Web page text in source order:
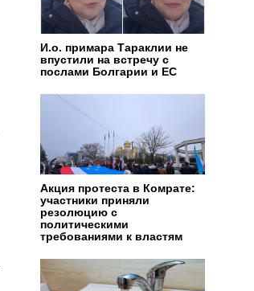
И.о. примара Тараклии не
впустили на встречу с
послами Болгарии и ЕС
Акция протеста в Комрате:
участники приняли
резолюцию с
политическими
требованиями к властям